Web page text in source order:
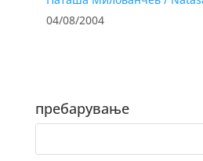
04/08/2004
пребарување